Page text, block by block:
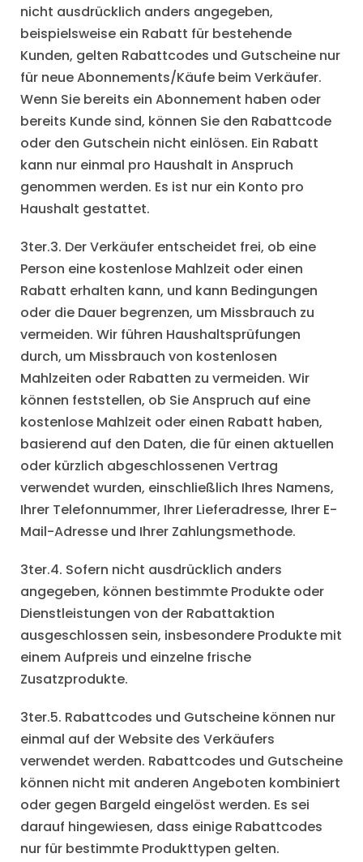
nicht ausdrücklich anders angegeben,
beispielsweise ein Rabatt für bestehende
Kunden, gelten Rabattcodes und Gutscheine nur
für neue Abonnements/Käufe beim Verkäufer.
Wenn Sie bereits ein Abonnement haben oder
bereits Kunde sind, können Sie den Rabattcode
oder den Gutschein nicht einlösen. Ein Rabatt
kann nur einmal pro Haushalt in Anspruch
genommen werden. Es ist nur ein Konto pro
Haushalt gestattet.
3ter.3. Der Verkäufer entscheidet frei, ob eine
Person eine kostenlose Mahlzeit oder einen
Rabatt erhalten kann, und kann Bedingungen
oder die Dauer begrenzen, um Missbrauch zu
vermeiden. Wir führen Haushaltsprüfungen
durch, um Missbrauch von kostenlosen
Mahlzeiten oder Rabatten zu vermeiden. Wir
können feststellen, ob Sie Anspruch auf eine
kostenlose Mahlzeit oder einen Rabatt haben,
basierend auf den Daten, die für einen aktuellen
oder kürzlich abgeschlossenen Vertrag
verwendet wurden, einschließlich Ihres Namens,
Ihrer Telefonnummer, Ihrer Lieferadresse, Ihrer E-
Mail-Adresse und Ihrer Zahlungsmethode.
3ter.4. Sofern nicht ausdrücklich anders
angegeben, können bestimmte Produkte oder
Dienstleistungen von der Rabattaktion
ausgeschlossen sein, insbesondere Produkte mit
einem Aufpreis und einzelne frische
Zusatzprodukte.
3ter.5. Rabattcodes und Gutscheine können nur
einmal auf der Website des Verkäufers
verwendet werden. Rabattcodes und Gutscheine
können nicht mit anderen Angeboten kombiniert
oder gegen Bargeld eingelöst werden. Es sei
darauf hingewiesen, dass einige Rabattcodes
nur für bestimmte Produkttypen gelten.